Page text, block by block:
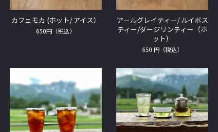
カフェモカ (ホット/ アイス）
650円（税込）
アールグレイティー/ ルイボス
ティー/ダージリンティー（ホ
ット）
650 円（税込）